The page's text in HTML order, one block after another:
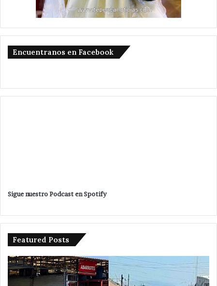
Encuentranos en Facebook
Sigue nuestro Podcast en Spotify
Featured Posts
banderazo
Velázquez